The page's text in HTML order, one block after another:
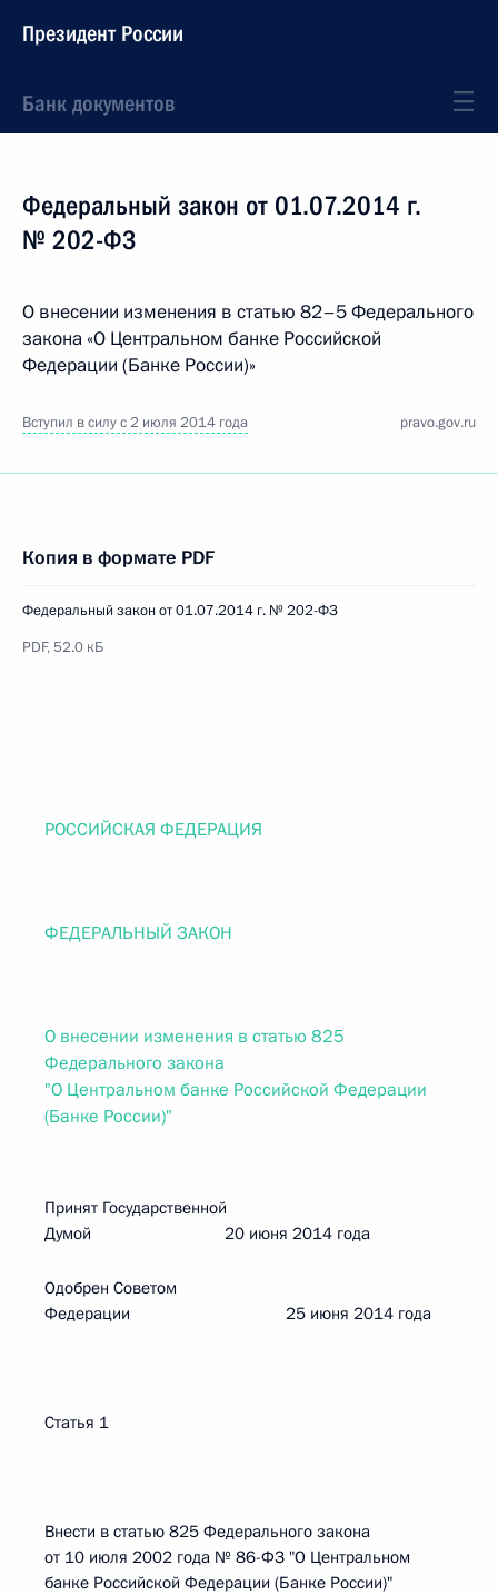
Президент России
Банк документов
Федеральный закон от 01.07.2014 г.
№ 202-ФЗ
О внесении изменения в статью 82–5 Федерального
закона «О Центральном банке Российской
Федерации (Банке России)»
Вступил в силу с 2 июля 2014 года pravo.gov.ru
Копия в формате PDF
Федеральный закон от 01.07.2014 г. № 202-ФЗ
PDF, 52.0 кБ
РОССИЙСКАЯ ФЕДЕРАЦИЯ
ФЕДЕРАЛЬНЫЙ ЗАКОН
О внесении изменения в статью 825
Федерального закона
"О Центральном банке Российской Федерации
(Банке России)"
Принят Государственной
Думой 20 июня 2014 года
Одобрен Советом
Федерации 25 июня 2014 года
Статья 1
Внести в статью 825 Федерального закона
от 10 июля 2002 года № 86-ФЗ "О Центральном
банке Российской Федерации (Банке России)"